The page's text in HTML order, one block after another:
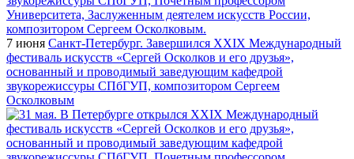
7 июня Санкт-Петербург. Завершился XXIX Международный
фестиваль искусств «Сергей Осколков и его друзья»,
основанный и проводимый заведующим кафедрой
звукорежиссуры СПбГУП, композитором Сергеем
Осколковым